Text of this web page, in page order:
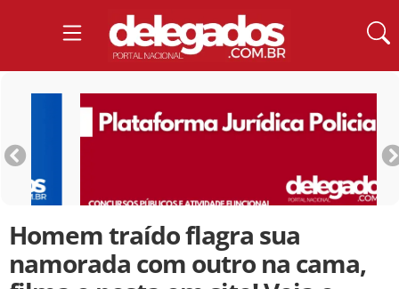
Homem traído flagra sua
namorada com outro na cama,